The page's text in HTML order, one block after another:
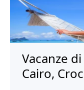
Vacanze
Cairo,